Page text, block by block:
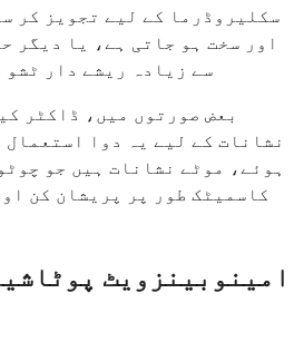
سکلیروڈرما کے لیے تجویز کر
اور سخت ہو جاتی ہے، یا دیگر
سے زیادہ ریشے دار ٹشو
بعض صورتوں میں، ڈاکٹر
نشانات کے لیے یہ دوا
ہوئے، موٹے نشانات ہیں جو
کاسمیٹک طور پر پریشان کن
امینوبینزویٹ